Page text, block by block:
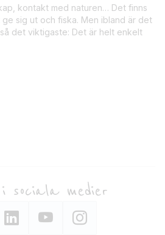
kontakt med naturen… Det finns
sig ut och fiska. Men ibland är det
det viktigaste: Det är helt enkelt
i sociala medier